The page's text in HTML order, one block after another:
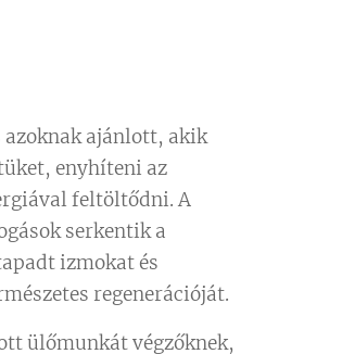
azoknak ajánlott, akik
enyhíteni az
feltöltődni. A
serkentik a
izmokat és
regenerációját.
ülőmunkát végzőknek,